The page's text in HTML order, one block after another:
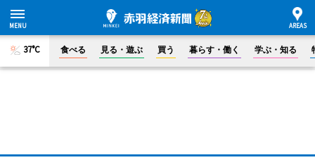
37°C 食べる 見る・遊ぶ 買う 暮らす・働く 学ぶ・知る